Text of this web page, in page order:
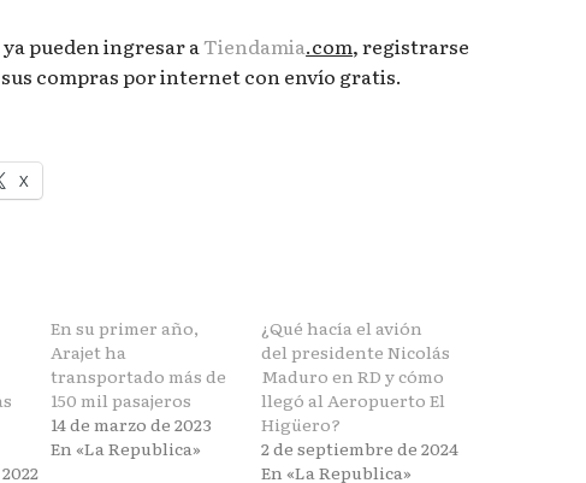
pueden ingresar aTiendamia.com, registrarse
compras por internet con envío gratis.
X
En su primer año,
Arajet ha
transportado más de
150 mil pasajeros
14 de marzo de 2023
En «La Republica»
¿Qué hacía el avión
del presidente Nicolás
Maduro en RD y cómo
llegó al Aeropuerto El
Higüero?
2 de septiembre de 2024
En «La Republica»